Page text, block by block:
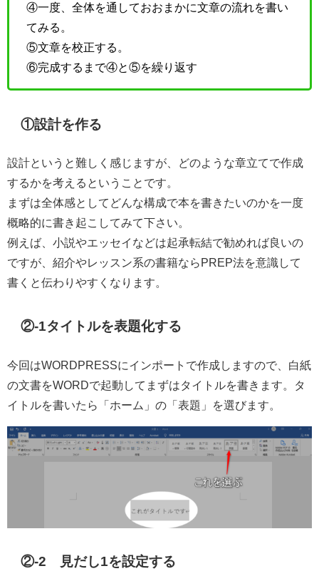
④一度、全体を通しておおまかに文章の流れを書い
てみる。
⑤文章を校正する。
⑥完成するまで④と⑤を繰り返す
①設計を作る
設計というと難しく感じますが、どのような章立てで作成
するかを考えるということです。
まずは全体感としてどんな構成で本を書きたいのかを一度
概略的に書き起こしてみて下さい。
例えば、小説やエッセイなどは起承転結で勧めれば良いの
ですが、紹介やレッスン系の書籍ならPREP法を意識して
書くと伝わりやすくなります。
②-1タイトルを表題化する
今回はWORDPRESSにインポートで作成しますので、白紙
の文書をWORDで起動してまずはタイトルを書きます。タ
イトルを書いたら「ホーム」の「表題」を選びます。
②-2 見だし1を設定する